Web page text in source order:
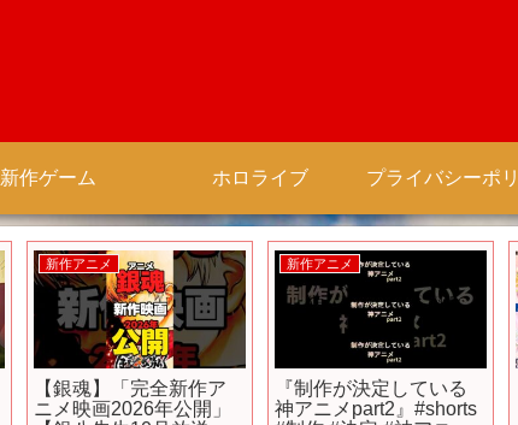
新作ゲーム ホロライブ
新作アニメ
【銀魂】「完全新作ア
ニメ映画2026年公開」
新作アニメ
『制作が決定している
神アニメpart2』#shorts